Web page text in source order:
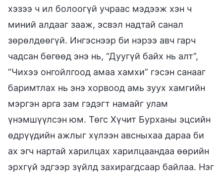
хэзээ ч ил болоогүй учраас мэдээж хэн ч
миний алдааг зааж, эсвэл надтай санал
зөрөлдөөгүй. Ингэснээр би нэрээ авч гарч
чадсан бөгөөд энэ нь, “Дуугүй байх нь алт”,
“Чихээ онгойлгоод амаа хамхи” гэсэн санааг
баримтлах нь энэ хорвоод амь зуух хамгийн
мэргэн арга зам гэдэгт намайг улам
үнэмшүүлсэн юм. Төгс Хүчит Бурханы эцсийн
өдрүүдийн ажлыг хүлээн авсныхаа дараа би
ах эгч нартай харилцах харилцаандаа өөрийн
эрхгүй эдгээр зүйлд захирагдсаар байлаа. Нэг